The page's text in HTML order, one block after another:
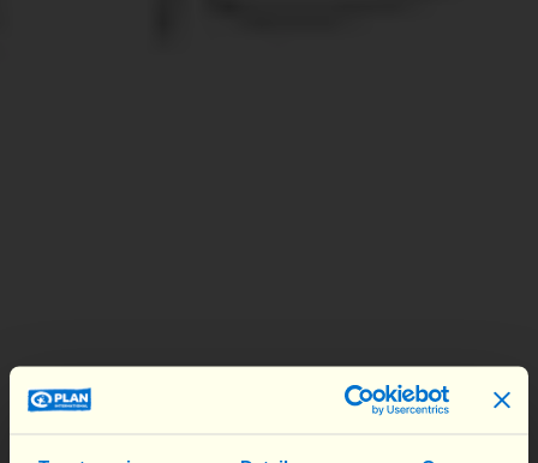
Accompagner l’abandon de l’excision dans les
villages